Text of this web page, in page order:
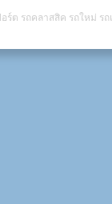
ต รถคลาสสิค รถใหม่ รถ